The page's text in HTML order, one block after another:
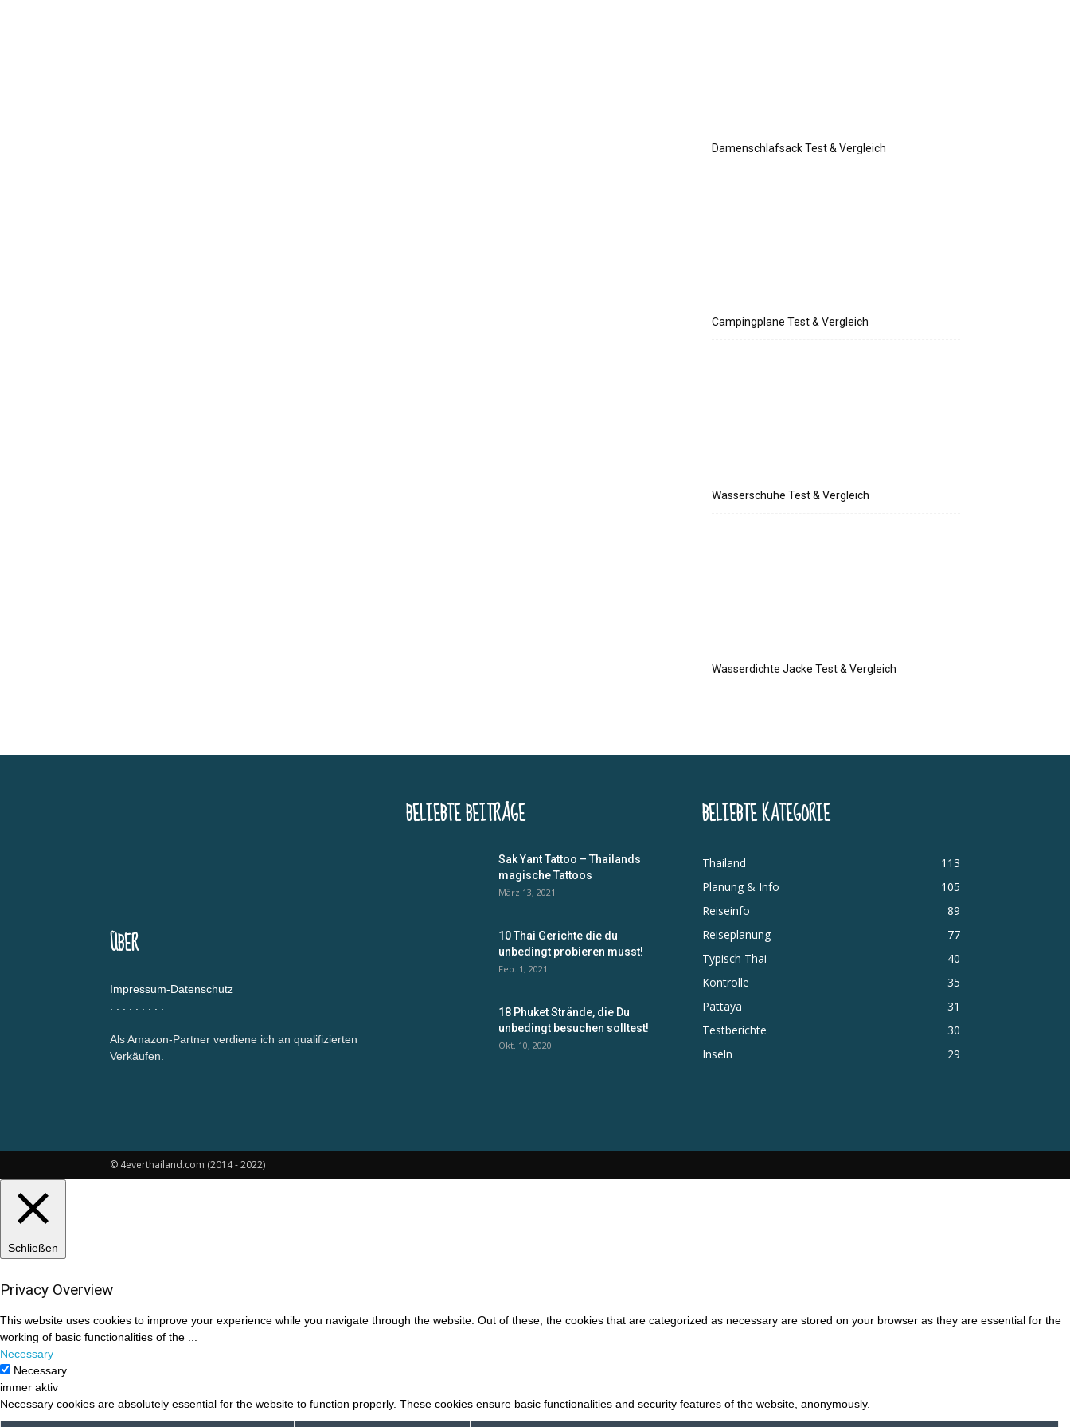
Damenschlafsack Test & Vergleich
Campingplane Test & Vergleich
Wasserschuhe Test & Vergleich
Wasserdichte Jacke Test & Vergleich
ÜBER
Impressum-Datenschutz
Als Amazon-Partner verdiene ich an qualifizierten
Verkäufen.
BELIEBTE BEITRÄGE
Sak Yant Tattoo – Thailands
magische Tattoos
März 13, 2021
10 Thai Gerichte die du
unbedingt probieren musst!
Feb. 1, 2021
18 Phuket Strände, die Du
unbedingt besuchen solltest!
Okt. 10, 2020
BELIEBTE KATEGORIE
Thailand
113
Planung & Info
105
Reiseinfo
89
Reiseplanung
77
Typisch Thai
40
Kontrolle
35
Pattaya
31
Testberichte
30
Inseln
29
© 4everthailand.com (2014 - 2022)
Schließen
Privacy Overview
This website uses cookies to improve your experience while you navigate through the website. Out of these, the cookies that are categorized as necessary are stored on your browser as they are essential for the
working of basic functionalities of the
Necessary
Necessary
immer aktiv
Necessary cookies are absolutely essential for the website to function properly. These cookies ensure basic functionalities and security features of the website, anonymously.